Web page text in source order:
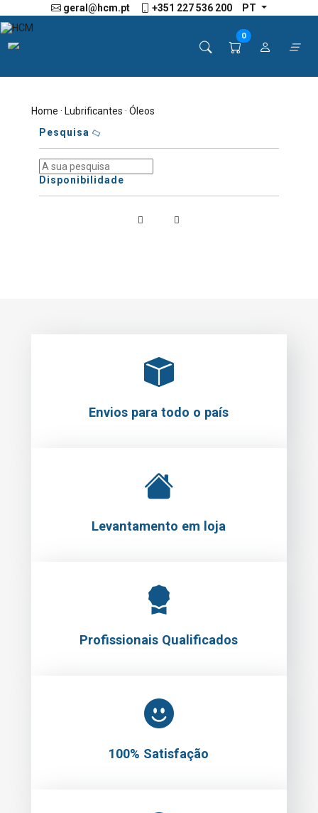
geral@hcm.pt +351 227 536 200 PT
0
Home ·Lubrificantes · Óleos
Pesquisa
Disponibilidade
Envios para todo o país
Levantamento em loja
Profissionais Qualificados
100% Satisfação